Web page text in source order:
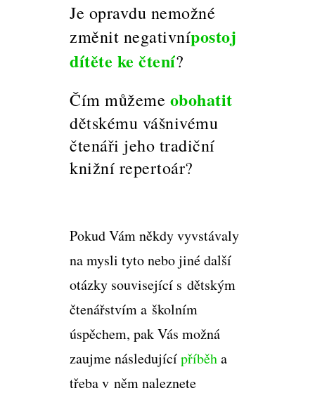
Je opravdu nemožné
změnit negativnípostoj
dítěte ke čtení?
Čím můžeme obohatit
dětskému vášnivému
čtenáři jeho tradiční
knižní repertoár?
Pokud Vám někdy vyvstávaly
na mysli tyto nebo jiné další
otázky související s dětským
čtenářstvím a školním
úspěchem, pak Vás možná
zaujme následujícípříběha
třeba v něm naleznete